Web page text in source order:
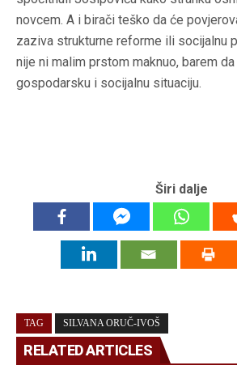
novcem. A i birači teško da će
zaziva strukturne reforme ili socijalnu
nije ni malim prstom maknuo, barem
gospodarsku i socijalnu situaciju.
Širi dalje
TAG SILVANA ORUČ-IVOŠ
RELATED ARTICLES